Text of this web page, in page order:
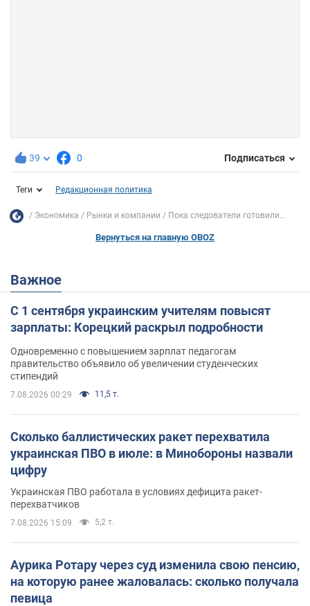
39 0 Подписаться
Теги Редакционная политика
Экономика Рынки и компании Пока следователи готовили...
Вернуться на главную OBOZ
Важное
С 1 сентября украинским учителям повысят
зарплаты: Корецкий раскрыл подробности
Одновременно с повышением зарплат педагогам
правительство объявило об увеличении студенческих
стипендий
7.08.2026 00:29 11,5 т.
Сколько баллистических ракет перехватила
украинская ПВО в июле: в Минобороны назвали
цифру
Украинская ПВО работала в условиях дефицита ракет-
перехватчиков
7.08.2026 15:09 5,2 т.
Аурика Ротару через суд изменила свою пенсию,
на которую ранее жаловалась: сколько получала
певица